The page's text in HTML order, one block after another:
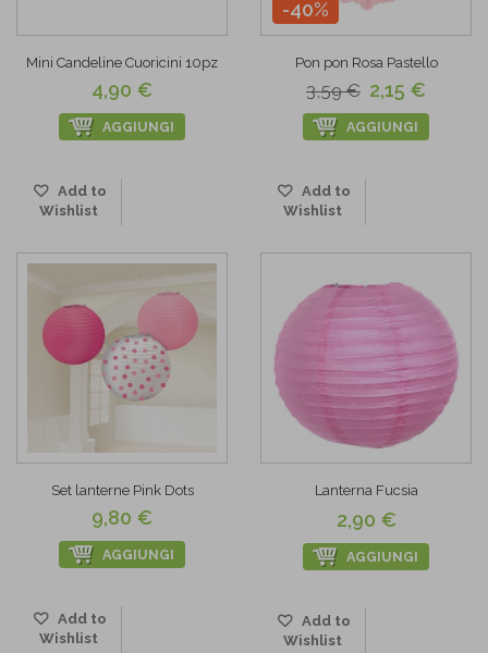
Mini Candeline Cuoricini 10pz
4,90 €
AGGIUNGI
Add to
Wishlist
-40%
Pon pon Rosa Pastello
3,59 € 2,15 €
AGGIUNGI
Add to
Wishlist
Set lanterne Pink Dots
9,80 €
AGGIUNGI
Add to
Wishlist
Lanterna Fucsia
2,90 €
AGGIUNGI
Add to
Wishlist